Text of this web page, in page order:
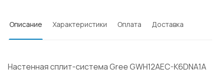
Описание Характеристики Оплата Доставка
Настенная сплит-система Gree GWH12AEC-K6DNA1A